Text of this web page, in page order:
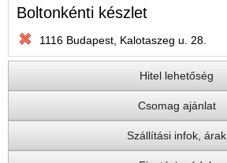
Boltonkénti készlet
1116 Budapest, Kalotaszeg u. 28.
Hitel lehetőség
Csomag ajánlat
Szállítási infok, árak